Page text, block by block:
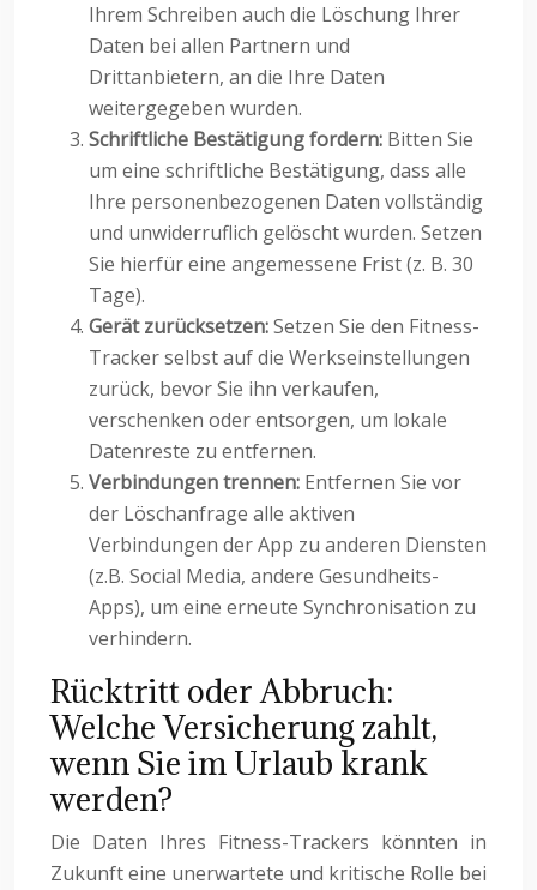
Ihrem Schreiben auch die Löschung Ihrer
Daten bei allen Partnern und
Drittanbietern, an die Ihre Daten
weitergegeben wurden.
Schriftliche Bestätigung fordern: Bitten Sie
um eine schriftliche Bestätigung, dass alle
Ihre personenbezogenen Daten vollständig
und unwiderruflich gelöscht wurden. Setzen
Sie hierfür eine angemessene Frist (z. B. 30
Tage).
Gerät zurücksetzen:Setzen Sie den Fitness-
Tracker selbst auf die Werkseinstellungen
zurück, bevor Sie ihn verkaufen,
verschenken oder entsorgen, um lokale
Datenreste zu entfernen.
Verbindungen trennen: Entfernen Sie vor
der Löschanfrage alle aktiven
Verbindungen der App zu anderen Diensten
(z.B. Social Media, andere Gesundheits-
Apps), um eine erneute Synchronisation zu
verhindern.
Rücktritt oder Abbruch:
Welche Versicherung zahlt,
wenn Sie im Urlaub krank
werden?
Die Daten Ihres Fitness-Trackers könnten in
Zukunft eine unerwartete und kritische Rolle bei